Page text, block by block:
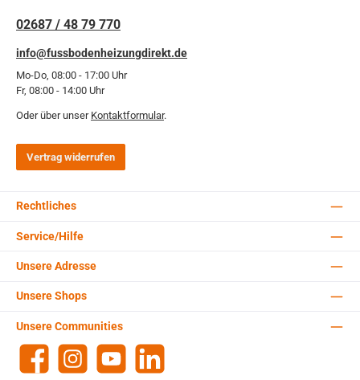
02687 / 48 79 770
info@fussbodenheizungdirekt.de
Mo-Do, 08:00 - 17:00 Uhr
Fr, 08:00 - 14:00 Uhr
Oder über unser Kontaktformular.
Vertrag widerrufen
Rechtliches
Service/Hilfe
Unsere Adresse
Unsere Communities
Facebook Instagram YouTube
Unsere Shops